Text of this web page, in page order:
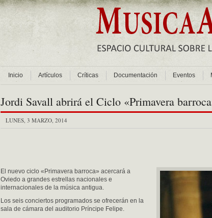
Inicio Artículos Críticas Documentación Eventos
Jordi Savall abrirá el Ciclo «Primavera
LUNES, 3 MARZO, 2014
El nuevo ciclo «Primavera barroca» acercará a
Oviedo a grandes estrellas nacionales e
internacionales de la música antigua.
Los seis conciertos programados se ofrecerán en la
sala de cámara del auditorio Príncipe Felipe.